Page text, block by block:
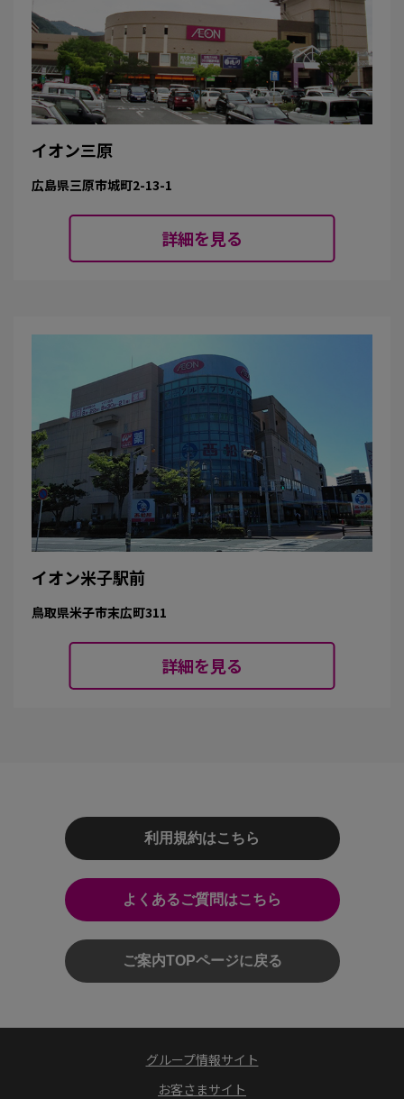
イオン三原
広島県三原市城町2-13-1
詳細を見る
イオン米子駅前
鳥取県米子市末広町311
詳細を見る
利用規約はこちら
よくあるご質問はこちら
ご案内TOPページに戻る
グループ情報サイト
お客さまサイト